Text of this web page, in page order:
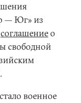
— Юг» из
соглашениео
свободной
военное